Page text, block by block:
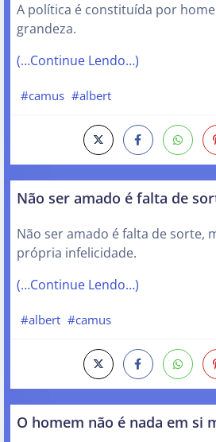
A política é constituída por
grandeza.
(…Continue Lendo…)
#camus #albert
Não ser amado é falta de
Não ser amado é falta de sorte,
própria infelicidade.
(…Continue Lendo…)
#albert #camus
O homem não é nada em si